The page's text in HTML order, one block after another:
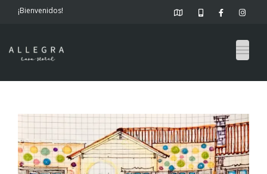
¡Bienvenidos!